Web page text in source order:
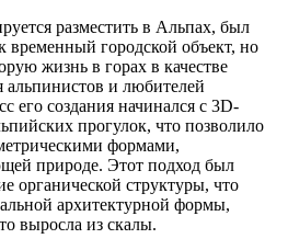
разместить в Альпах, был
временный городской объект, но
жизнь в горах в качестве
и любителей
его создания начинался с 3D-
прогулок, что позволило
формами,
природе. Этот подход был
органической структуры, что
архитектурной формы,
выросла из скалы.